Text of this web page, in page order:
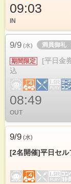
09:03
IN
9/9 (水) 満員御礼
期間限定
[平日金
込
08:49
OUT
9/9 (水)
[2名開催]平日セル